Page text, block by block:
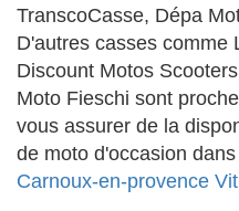
TranscoCasse, Dépa
D'autres casses comme
Discount Motos
Moto Fieschi sont
vous assurer de la
de moto d'occasion
Carnoux-en-provence